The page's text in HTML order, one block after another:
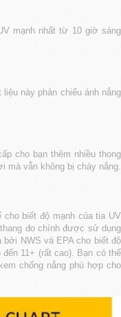
mạnh nhất từ 10 giờ sáng
này phản chiếu ánh nắng
cho bạn thêm nhiều thong
mà vẫn không bị cháy nắng.
biết độ mạnh của tia UV
đo chính được sử dụng
NWS và EPA cho biết độ
11+ (rất cao). Bạn có thể
chống nắng phù hợp cho